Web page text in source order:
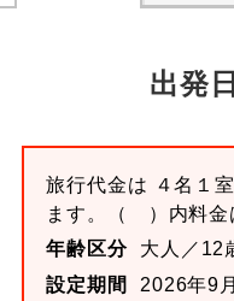
出発
旅行代金は ４名１
ます。
（ ）内料金
年齢区分
大人／12
設定期間
2026年9